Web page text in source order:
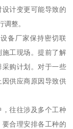
计变更可能导致的
整。
备厂家保持密切联
工现场。提前了解
购计划。对于一些
供应商原因导致供
往往涉及多个工种
合理安排各工种的